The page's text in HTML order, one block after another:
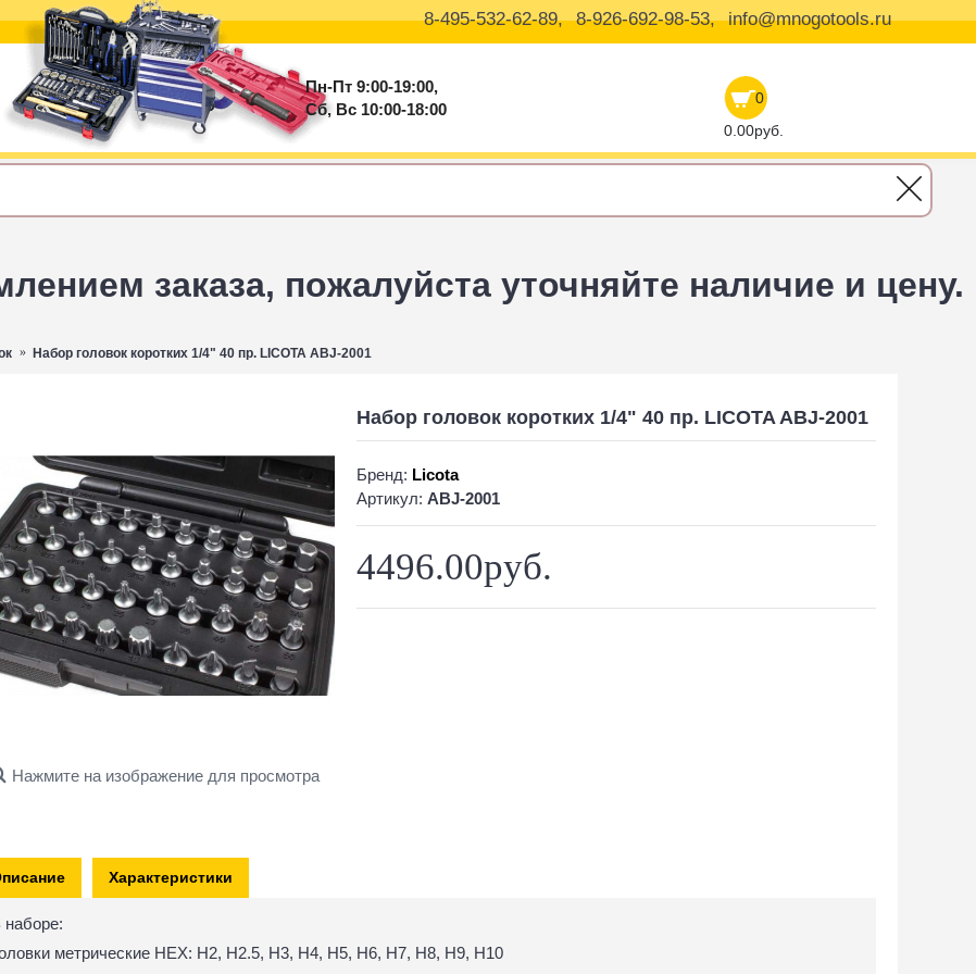
8-495-532-62-89, 8-926-692-98-53, info@mnogotools.ru
Пн-Пт 9:00-19:00,
Сб, Вс 10:00-18:00
0
0.00руб.
заказа, пожалуйста уточняйте наличие и цену.
Набор головок коротких 1/4" 40 пр. LICOTA ABJ-2001
Нажмите на изображение для просмотра
Набор головок коротких 1/4" 40 пр. LICOTA ABJ-2001
Бренд: Licota
Артикул: ABJ-2001
4496.00руб.
Характеристики
наборе:
метрические HEX: H2, H2.5, H3, H4, H5, H6, H7, H8, H9, H10